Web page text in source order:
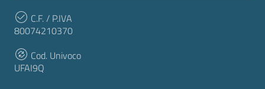
C.F. / P.IVA
80074210370
Cod. Univoco
UFAI9Q